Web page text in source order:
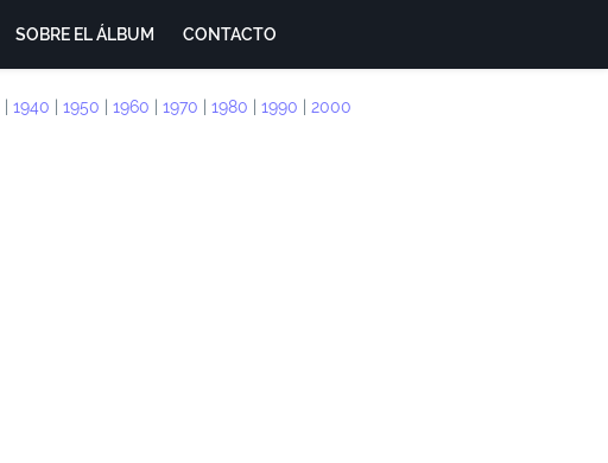
SOBRE EL ÁLBUM CONTACTO
1940 1950 1960 1970 1980 1990 2000